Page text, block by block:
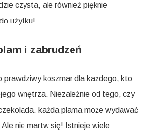
czysta, ale również pięknie
użytku!
i zabrudzeń
prawdziwy koszmar dla każdego, kto
wnętrza. Niezależnie od tego, czy
każda plama może wydawać
Ale nie martw się! Istnieje wiele